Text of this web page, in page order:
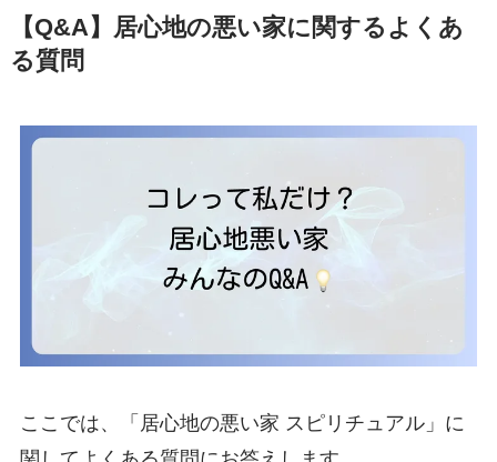
【Q&A】居心地の悪い家に関するよくあ
る質問
ここでは、「居心地の悪い家 スピリチュアル」に